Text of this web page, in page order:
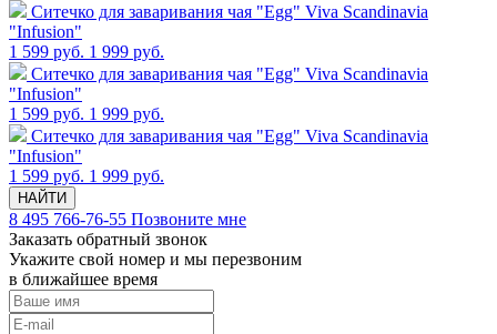
Cитечко для заваривания чая "Egg" Viva Scandinavia
"Infusion"
1 599 руб. 1 999 руб.
Cитечко для заваривания чая "Egg" Viva Scandinavia
"Infusion"
1 599 руб. 1 999 руб.
Cитечко для заваривания чая "Egg" Viva Scandinavia
"Infusion"
1 599 руб. 1 999 руб.
НАЙТИ
8 495 766-76-55 Позвоните мне
Заказать обратный звонок
Укажите свой номер и мы перезвоним
в ближайшее время